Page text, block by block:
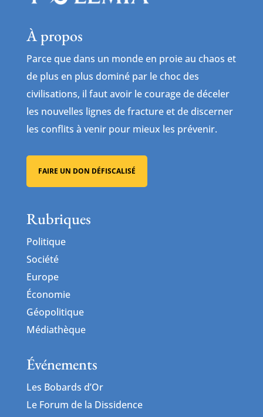
À propos
Parce que dans un monde en proie au chaos et
de plus en plus dominé par le choc des
civilisations, il faut avoir le courage de déceler
les nouvelles lignes de fracture et de discerner
les conflits à venir pour mieux les prévenir.
FAIRE UN DON DÉFISCALISÉ
Rubriques
Politique
Société
Europe
Économie
Géopolitique
Médiathèque
Événements
Les Bobards d’Or
Le Forum de la Dissidence